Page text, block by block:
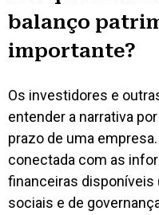
balanço
importante?
Os investidores e
entender a narrativa
prazo de uma
conectada com as
financeiras
sociais e de